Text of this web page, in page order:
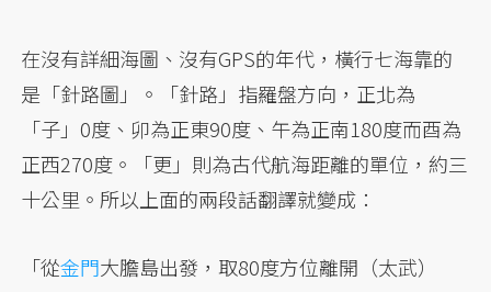
在沒有詳細海圖、沒有GPS的年代，橫行七海靠的
是「針路圖」。「針路」指羅盤方向，正北為
「子」0度、卯為正東90度、午為正南180度而酉為
正西270度。「更」則為古代航海距離的單位，約三
十公里。所以上面的兩段話翻譯就變成：
「從金門大膽島出發，取80度方位離開（太武）